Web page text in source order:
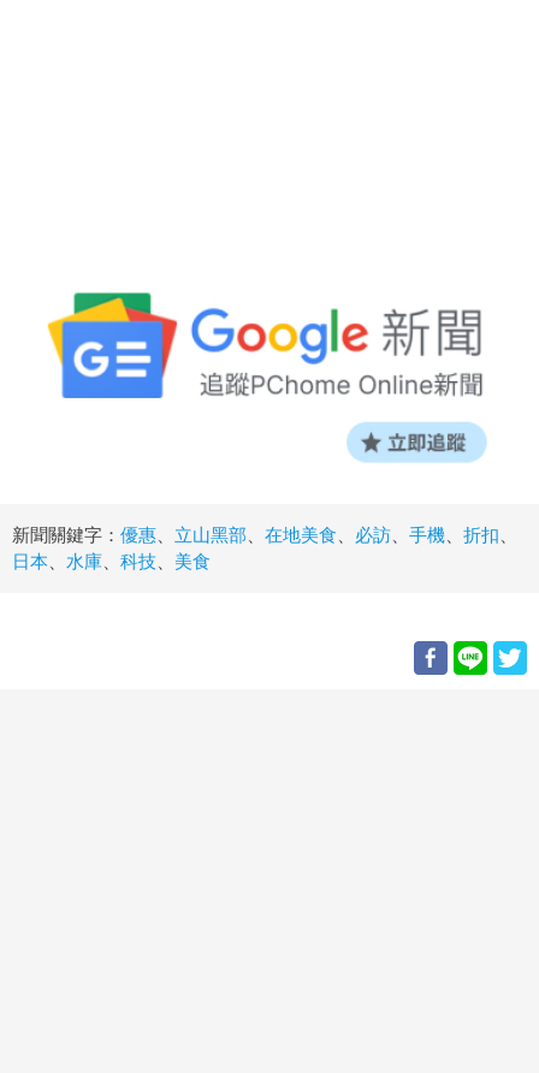
新聞關鍵字： 優惠 立山黑部 在地美食 必訪 手機 折扣
日本
水庫 科技 美食